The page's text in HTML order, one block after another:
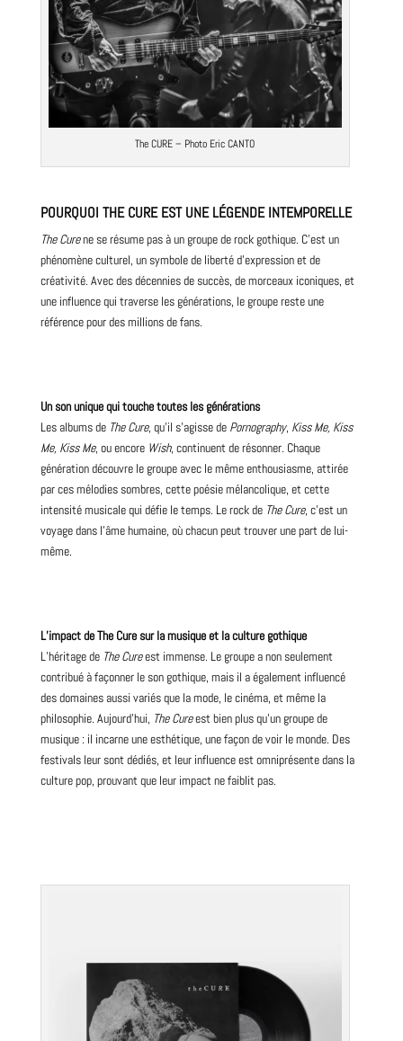
The CURE – Photo Eric CANTO
POURQUOI THE CURE EST UNE LÉGENDE INTEMPORELLE
The Curene se résume pas à un groupe de rock gothique. C’est un
phénomène culturel, un symbole de liberté d’expression et de
créativité. Avec des décennies de succès, de morceaux iconiques, et
une influence qui traverse les générations, le groupe reste une
référence pour des millions de fans.
Un son unique qui touche toutes les générations
Les albums de The Cure, qu’il s’agisse de Pornography, KissMe, Kiss
Me, Kiss Me, ou encore Wish, continuent de résonner. Chaque
génération découvre le groupe avec le même enthousiasme, attirée
par ces mélodies sombres, cette poésie mélancolique, et cette
intensité musicale qui défie le temps. Le rock de The Cure, c’est un
voyage dans l’âme humaine, où chacun peut trouver une part de lui-
même.
L’impact de The Cure sur la musique et la culture gothique
L’héritage de The Cureest immense. Le groupe a non seulement
contribué à façonner le son gothique, mais il a également influencé
des domaines aussi variés que la mode, le cinéma, et même la
philosophie. Aujourd’hui, The Cureest bien plus qu’un groupe de
musique : il incarne une esthétique, une façon de voir le monde. Des
festivals leur sont dédiés, et leur influence est omniprésente dans la
culturepop, prouvant que leur impact ne faiblit pas.